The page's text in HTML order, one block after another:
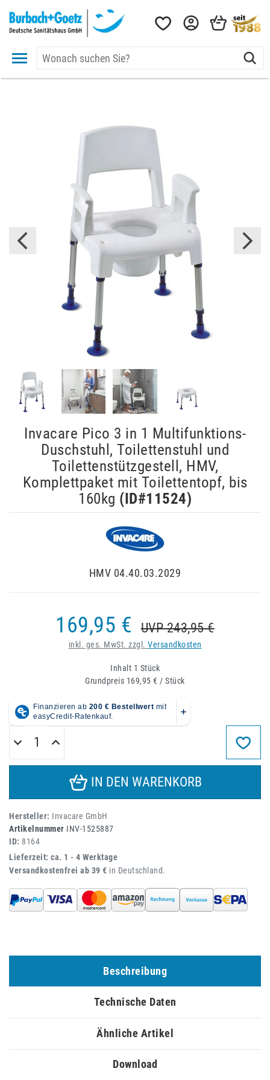
Invacare Pico 3 in 1 Multifunktions-
Duschstuhl, Toilettenstuhl und
Toilettenstützgestell, HMV,
Komplettpaket mit Toilettentopf, bis
160kg (ID#11524)
HMV 04.40.03.2029
169,95 € UVP 243,95 €
inkl. ges. MwSt. zzgl. Versandkosten
Inhalt 1 Stück
Grundpreis 169,95 € / Stück
IN DEN WARENKORB
Hersteller: Invacare GmbH
Artikelnummer INV-1525887
ID: 8164
Lieferzeit: ca. 1 - 4 Werktage
Versandkostenfrei ab 39 € in Deutschland.
Beschreibung
Technische Daten
Ähnliche Artikel
Download